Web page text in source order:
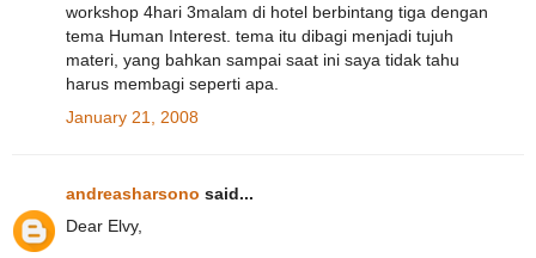
workshop 4hari 3malam di hotel berbintang tiga dengan
tema Human Interest. tema itu dibagi menjadi tujuh
materi, yang bahkan sampai saat ini saya tidak tahu
harus membagi seperti apa.
January 21, 2008
andreasharsono said...
Dear Elvy,